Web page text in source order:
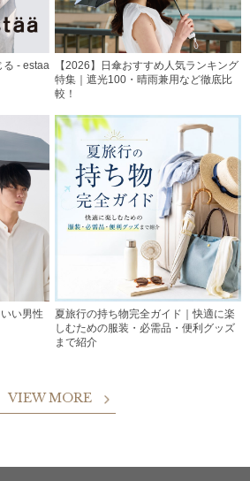
る - estaa
【2026】日傘おすすめ人気ランキング
特集｜遮光100・晴雨兼用など徹底比
較！
い男性
夏旅行の持ち物完全ガイド｜快適に楽
しむための服装・必需品・便利グッズ
まで紹介
VIEW MORE